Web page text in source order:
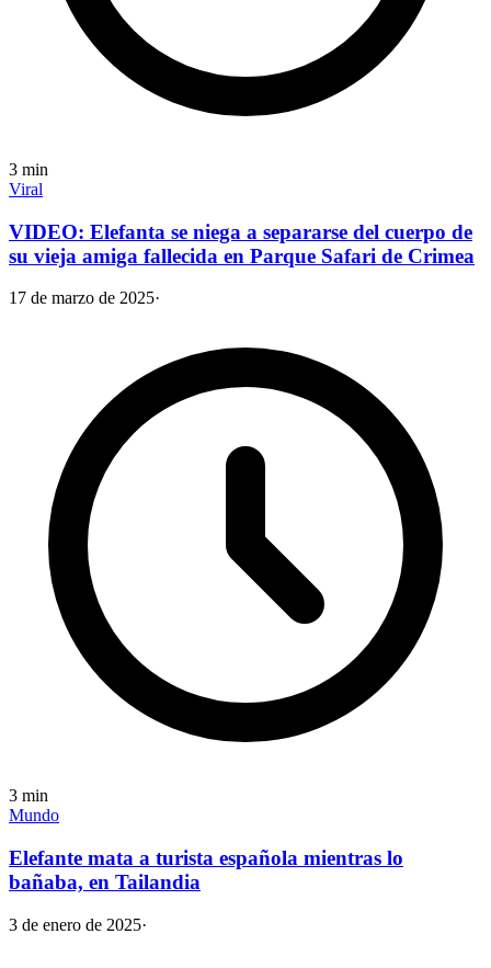
3 min
Viral
VIDEO: Elefanta se niega a separarse del cuerpo de
su vieja amiga fallecida en Parque Safari de Crimea
17 de marzo de 2025·
3 min
Mundo
Elefante mata a turista española mientras lo
bañaba, en Tailandia
3 de enero de 2025·